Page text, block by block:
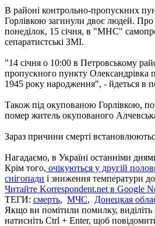
В районі контрольно-пропускних
Горлівкою загинули двоє людей.
понеділок, 15 січня, в "МНС"
сепаратистські ЗМІ.
"14 січня о 10:00 в Петровському
пропускного пункту Олександрівка
1945 року народження", - йдеться в
Також під окупованою Горлівкою,
помер житель окупованого
Зараз причини смерті
Нагадаємо, в Україні останніми
Крім того, очікуються у другій
снігопади і зниження температури
Читайте Korrespondent.net в Google
ТЕГИ: смерть, МЧС, Донецкая
Якщо ви помітили помилку, виділіть
натисніть Ctrl + Enter, щоб